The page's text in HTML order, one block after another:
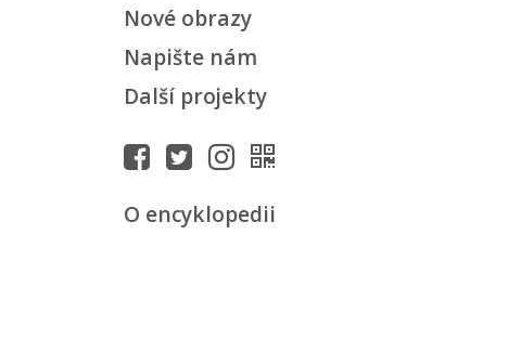
Nové obrazy
Napište nám
Další projekty
O encyklopedii